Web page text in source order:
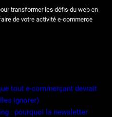
transformer les défis du web en
de votre activité e-commerce
tout e-commerçant devrait
ignorer)
: pourquoi la newsletter